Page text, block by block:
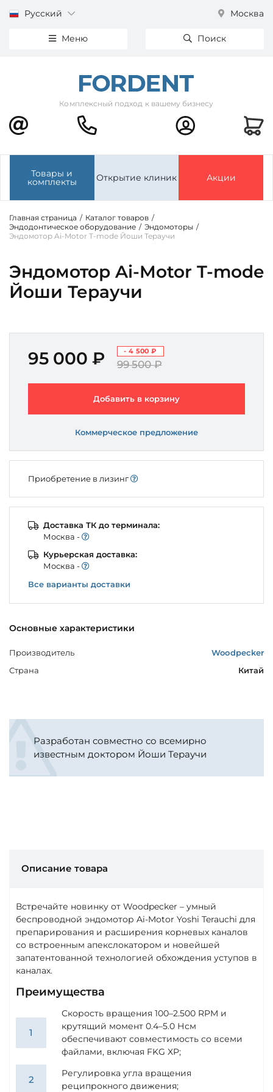
Русский Москва
Меню Поиск
Комплексный подход к вашему бизнесу
Товары и
комплекты Открытие клиник Акции
Главная страница / Каталог товаров /
Эндодонтическое оборудование / Эндомоторы /
Эндомотор Ai-Motor T-mode Йоши Тераучи
Эндомотор Ai-Motor T-mode
Йоши Тераучи
Основные характеристики
Производитель
Woodpecker
Страна
Китай
95 000 ₽ - 4 500 ₽
99 500 ₽
Добавить в корзину
Коммерческое предложение
Приобретение в лизинг
Доставка ТК до терминала:
Моcква -
Курьерская доставка:
Моcква -
Все варианты доставки
Разработан совместно со всемирно
известным доктором Йоши Тераучи
Описание товара
Встречайте новинку от Woodpecker – умный
беспроводной эндомотор Ai-Motor Yoshi Terauchi для
препарирования и расширения корневых каналов
со встроенным апекслокатором и новейшей
запатентованной технологией обхождения уступов в
каналах.
Преимущества
Скорость вращения 100–2.500 RPM и
крутящий момент 0.4–5.0 Нсм
обеспечивают совместимость со всеми
файлами, включая FKG XP;
Регулировка угла вращения
реципрокного движения;